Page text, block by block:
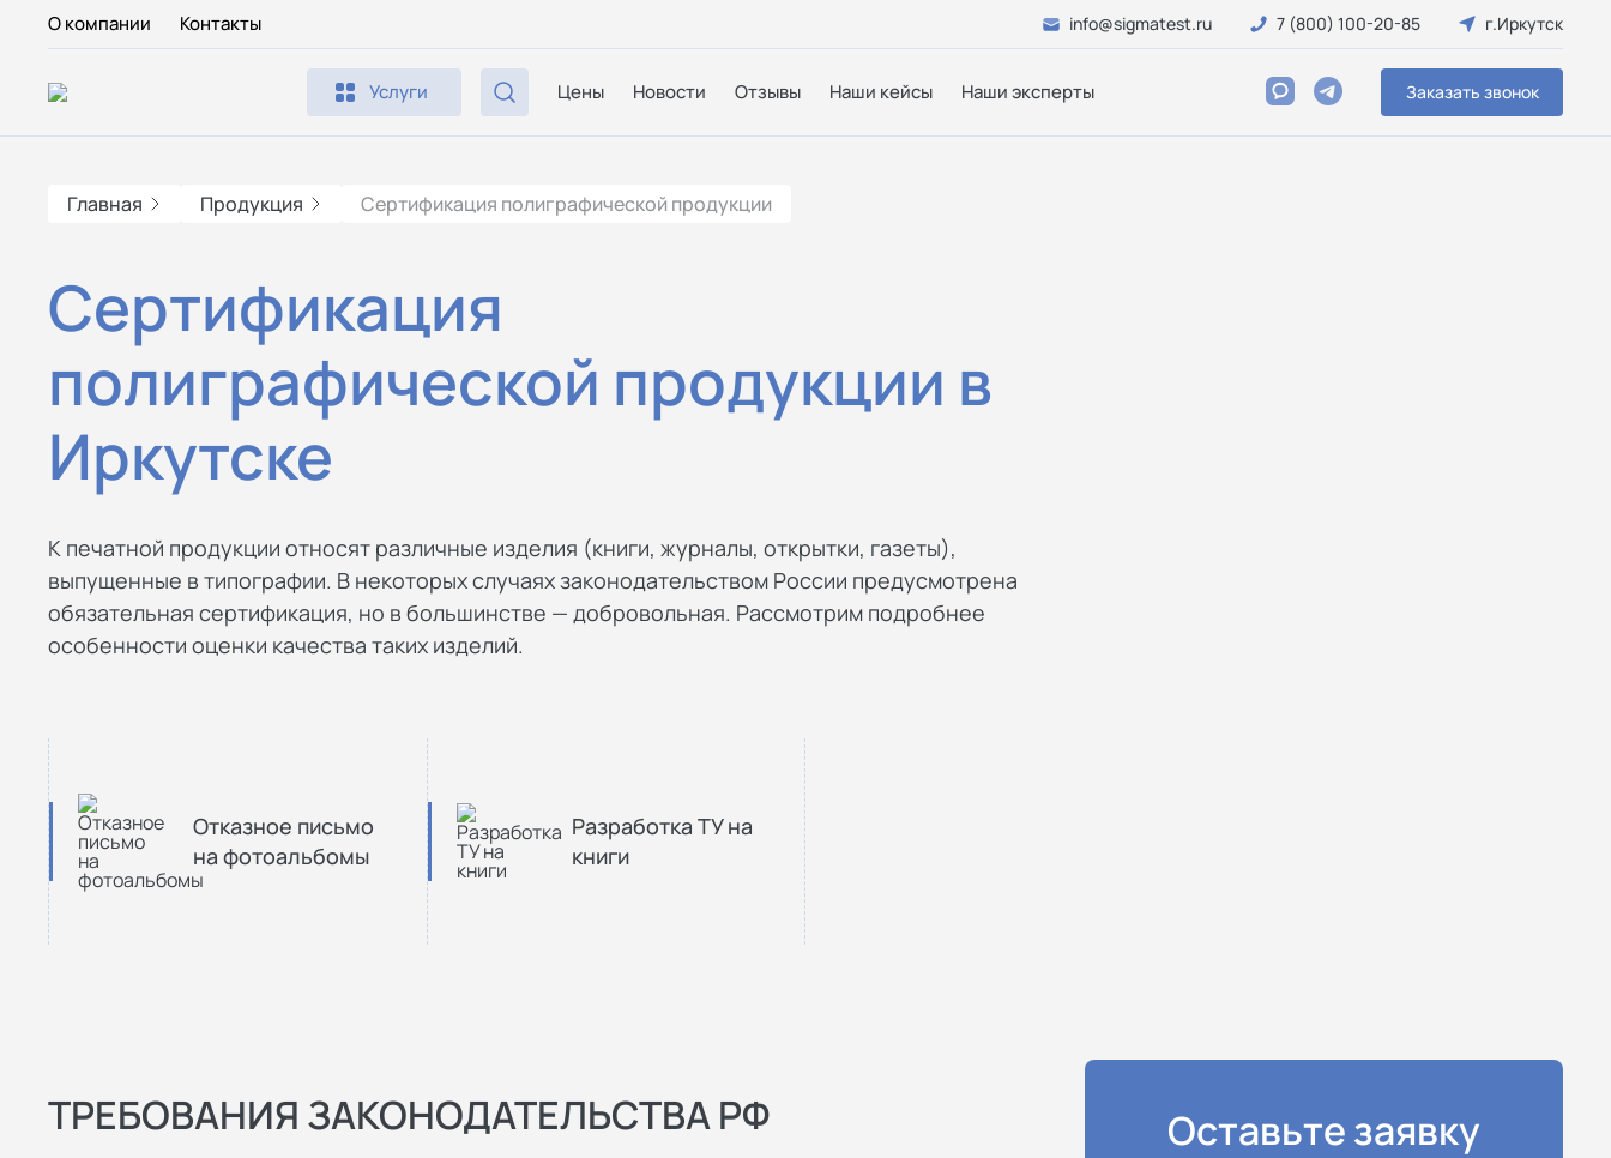
О компании Контакты info@sigmatest.ru 7 (800) 100-20-85 г.Иркутск
Услуги Цены Новости Отзывы Наши кейсы Наши эксперты Заказать звонок
Главная Продукция Сертификация полиграфической продукции
Сертификация
полиграфической продукции в
Иркутске
К печатной продукции относят различные изделия (книги, журналы, открытки, газеты),
выпущенные в типографии. В некоторых случаях законодательством России предусмотрена
обязательная сертификация, но в большинстве — добровольная. Рассмотрим подробнее
особенности оценки качества таких изделий.
Отказное письмо
на фотоальбомы
Разработка ТУ на
книги
ТРЕБОВАНИЯ ЗАКОНОДАТЕЛЬСТВА РФ Оставьте заявку